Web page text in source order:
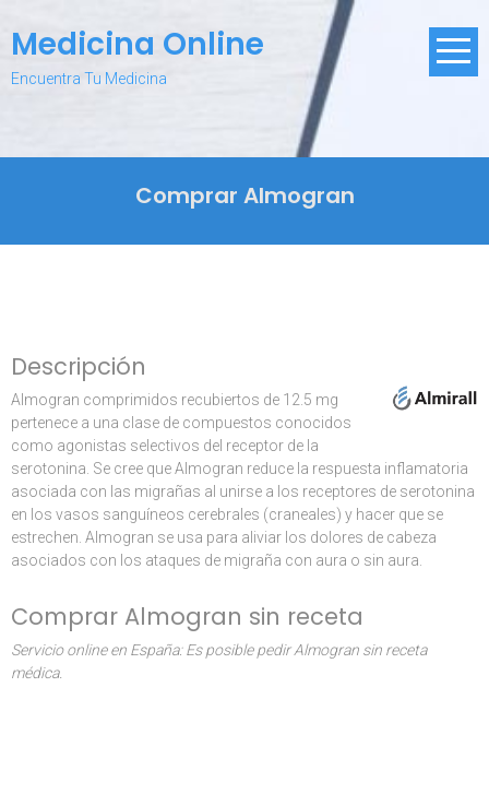
content
Medicina Online
Encuentra Tu Medicina
Comprar Almogran
Descripción
Almogran comprimidos recubiertos de 12.5 mg
pertenece a una clase de compuestos conocidos
como agonistas selectivos del receptor de la
serotonina. Se cree que Almogran reduce la respuesta inflamatoria
asociada con las migrañas al unirse a los receptores de serotonina
en los vasos sanguíneos cerebrales (craneales) y hacer que se
estrechen. Almogran se usa para aliviar los dolores de cabeza
asociados con los ataques de migraña con aura o sin aura.
Comprar Almogran sin receta
Servicio online en España: Es posible pedir Almogran sin receta
médica.